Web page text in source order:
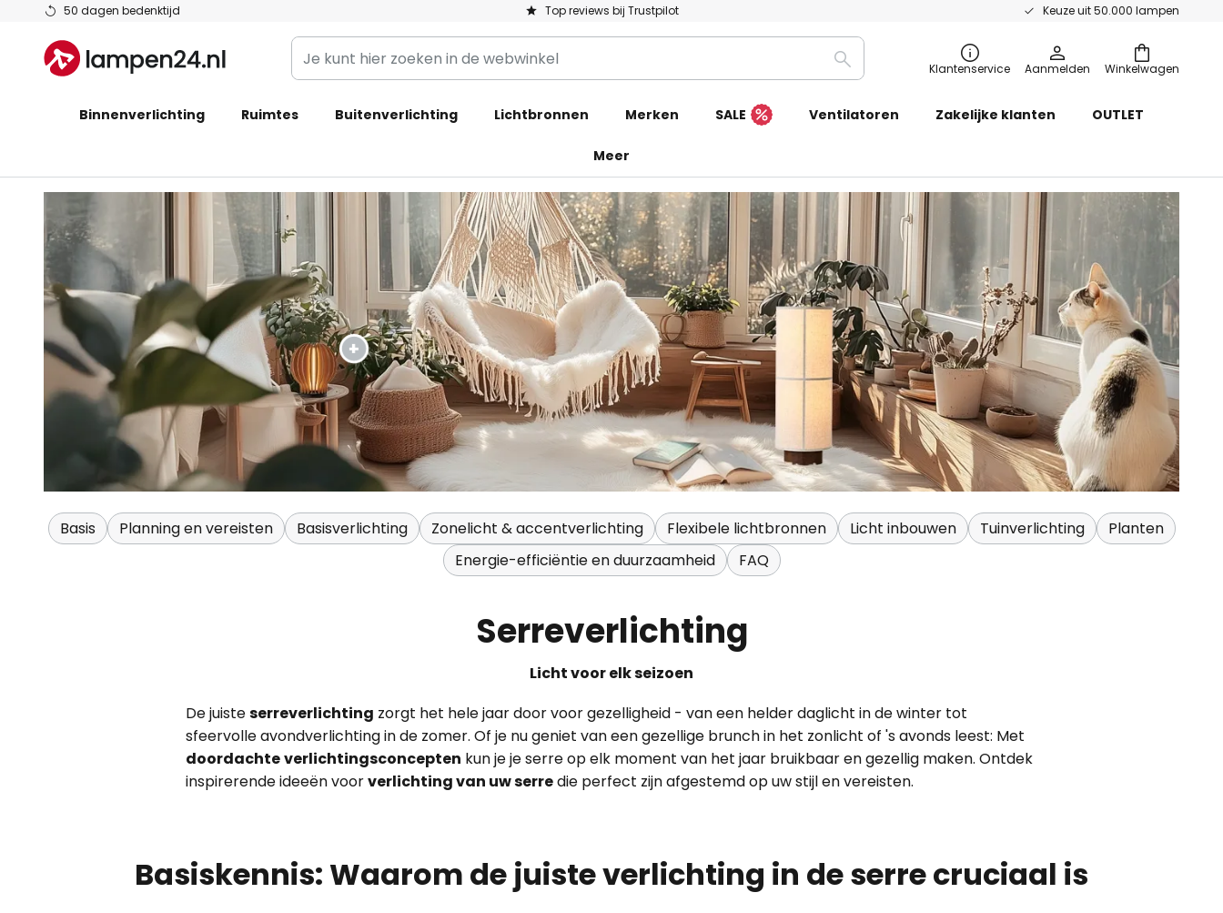
50 dagen bedenktijd Top reviews bij Trustpilot Keuze uit 50.000 lampen
Ga
de
inhoud
Winkelwagen
Je
kunt
zoeken
webwinkel
Zoeken Klantenservice Aanmelden
Binnenverlichting Ruimtes Buitenverlichting Lichtbronnen Merken SALE Ventilatoren Zakelijke klanten OUTLET
Meer
Basis Planning en vereisten Basisverlichting Zonelicht & accentverlichting Flexibele lichtbronnen Licht inbouwen Tuinverlichting
Planten
Energie-efficiëntie en duurzaamheid
FAQ
Serreverlichting
Licht voor elk seizoen
De juisteserreverlichting zorgt het hele jaar door voor gezelligheid - van een helder daglicht in de winter tot
sfeervolle avondverlichting in de zomer. Of je nu geniet van een gezellige brunch in het zonlicht of 's avonds leest: Met
doordachteverlichtingsconcepten kun je je serre op elk moment van het jaar bruikbaar en gezellig maken. Ontdek
inspirerende ideeën voorverlichting van uw serredie perfect zijn afgestemd op uw stijl en vereisten.
Basiskennis: Waarom de juiste verlichting in de serre cruciaal is